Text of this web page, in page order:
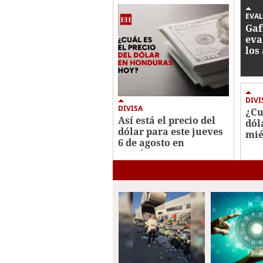
0%
DIVISA
Así está el precio del
dólar para este jueves
6 de agosto en
Honduras
los